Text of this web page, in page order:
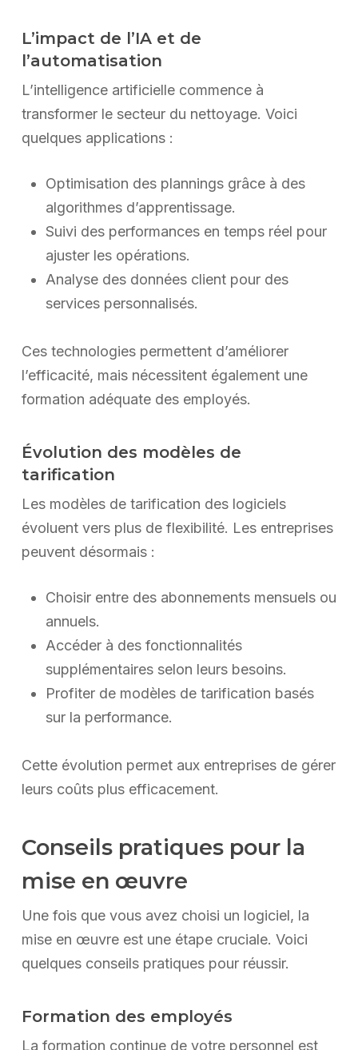
L’impact de l’IA et de
l’automatisation
L’intelligence artificielle commence à
transformer le secteur du nettoyage. Voici
quelques applications :
Optimisation des plannings grâce à des
algorithmes d’apprentissage.
Suivi des performances en temps réel pour
ajuster les opérations.
Analyse des données client pour des
services personnalisés.
Ces technologies permettent d’améliorer
l’efficacité, mais nécessitent également une
formation adéquate des employés.
Évolution des modèles de
tarification
Les modèles de tarification des logiciels
évoluent vers plus de flexibilité. Les entreprises
peuvent désormais :
Choisir entre des abonnements mensuels ou
annuels.
Accéder à des fonctionnalités
supplémentaires selon leurs besoins.
Profiter de modèles de tarification basés
sur la performance.
Cette évolution permet aux entreprises de gérer
leurs coûts plus efficacement.
Conseils pratiques pour la
mise en œuvre
Une fois que vous avez choisi un logiciel, la
mise en œuvre est une étape cruciale. Voici
quelques conseils pratiques pour réussir.
Formation des employés
La formation continue de votre personnel est